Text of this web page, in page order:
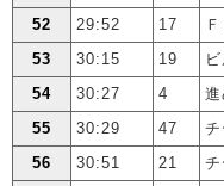
52
29:52 17
53
30:15 19
54
30:27 4
55
30:29 47
56
30:51 21